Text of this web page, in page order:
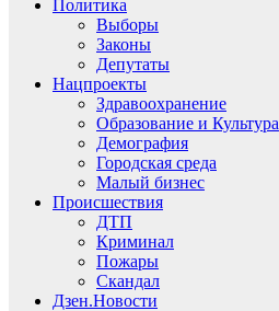
Политика
Выборы
Законы
Депутаты
Нацпроекты
Здравоохранение
Образование и Культура
Демография
Городская среда
Малый бизнес
Происшествия
ДТП
Криминал
Пожары
Скандал
Дзен.Новости